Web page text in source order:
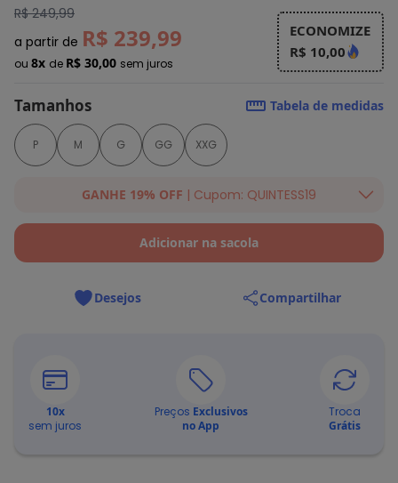
R$ 249,99
a partir de R$ 239,99
ou 8x de R$ 30,00 sem juros
ECONOMIZE
R$ 10,00
Tamanhos Tabela de medidas
P M G GG XXG
GANHE 19% OFF | Cupom: QUINTESS19
Ganhe 19% OFF Extra em qualquer valor, usando o cupom:
QUINTESS19. Válido para toda loja Quintess, até 07/08/2026.
Adicionar na sacola
Desejos Compartilhar
10x
sem juros
Preços Exclusivos
no App
Troca
Grátis